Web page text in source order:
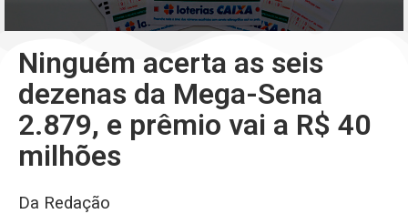
Ninguém acerta as seis
dezenas da Mega-Sena
2.879, e prêmio vai a R$ 40
milhões
Da Redação